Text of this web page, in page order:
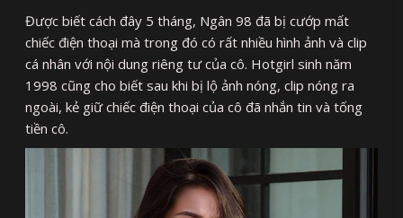
Được biết cách đây 5 tháng, Ngân 98 đã bị cướp mất
chiếc điện thoại mà trong đó có rất nhiều hình ảnh và clip
cá nhân với nội dung riêng tư của cô. Hotgirl sinh năm
1998 cũng cho biết sau khi bị lộ ảnh nóng, clip nóng ra
ngoài, kẻ giữ chiếc điện thoại của cô đã nhắn tin và tống
tiền cô.